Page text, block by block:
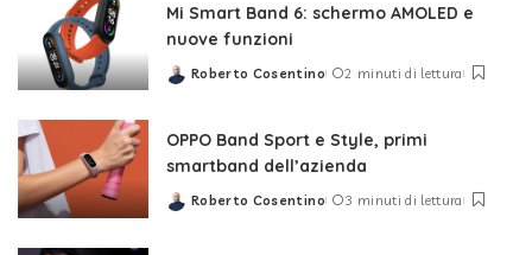
Mi Smart Band 6: schermo AMOLED e
nuove funzioni
Posted
Roberto Cosentino 2 minuti di lettura
OPPO Band Sport e Style, primi
smartband dell’azienda
Posted
Roberto Cosentino 3 minuti di lettura